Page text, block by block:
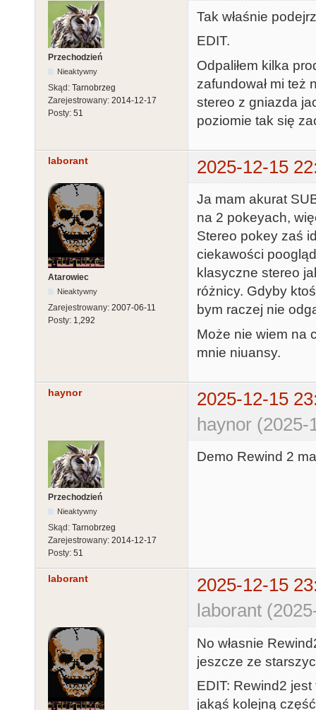
Przechodzień
Nieaktywny
Skąd: Tarnobrzeg
Zarejestrowany: 2014-12-17
Posty: 51
Tak właśnie
EDIT.
Odpaliłem kilka
zafundował mi też
stereo z gniazda
poziomie tak się
laborant 2025-12-15
Atarowiec
Nieaktywny
Zarejestrowany: 2007-06-11
Posty: 1,292
Ja mam akurat
na 2 pokeyach,
Stereo pokey zaś
ciekawości
klasyczne stereo
różnicy. Gdyby
bym raczej nie
Może nie wiem na
mnie niuansy.
haynor
2025-12-15
haynor (2025-
Przechodzień
Nieaktywny
Skąd: Tarnobrzeg
Zarejestrowany: 2014-12-17
Posty: 51
Demo Rewind 2
laborant
2025-12-15
laborant
No własnie
jeszcze ze
EDIT: Rewind2
jakąś kolejną